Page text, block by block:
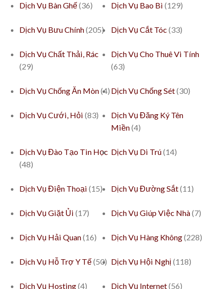
Dịch Vụ Bàn Ghế(36) Dịch Vụ Bao Bì (129)
Dịch Vụ Bưu Chính(205) Dịch Vụ Cắt Tóc(33)
Dịch Vụ Chất Thải, Rác
(29)
Dịch Vụ Cho Thuê Vi Tính
(63)
Dịch Vụ Chống Ăn Mòn(4) Dịch Vụ Chống Sét(30)
Dịch Vụ Cưới, Hỏi (83)
Dịch Vụ Đăng Ký Tên
Miền(4)
Dịch Vụ Đào Tạo Tin Học
(48)
Dịch Vụ Di Trú(14)
Dịch Vụ Điện Thoại (15) Dịch Vụ Đường Sắt(11)
Dịch Vụ Giặt Ủi (17) Dịch Vụ Giúp Việc Nhà(7)
Dịch Vụ Hải Quan(16) Dịch Vụ Hàng Không(228)
Dịch Vụ Hỗ Trợ Y Tế(50) Dịch Vụ Hội Nghị (118)
Dịch Vụ Hosting(4) Dịch Vụ Internet(56)